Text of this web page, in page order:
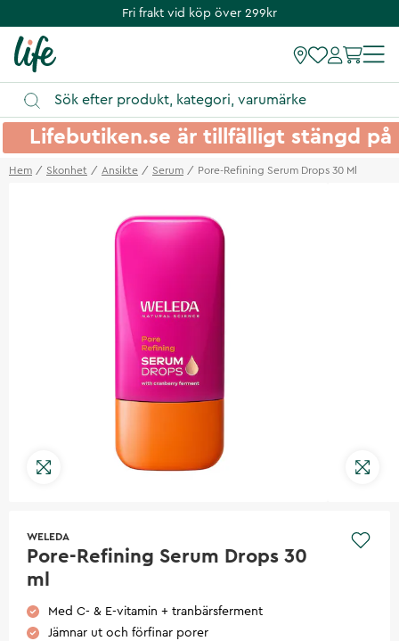
Fri frakt vid köp över 299kr
Lifebutiken.se är tillfälligt stängd
Hem Skonhet Ansikte Serum Pore-Refining Serum Drops 30 Ml
WELEDA
Pore-Refining Serum Drops 30
ml
Med C- & E-vitamin + tranbärsferment
Jämnar ut och förfinar porer